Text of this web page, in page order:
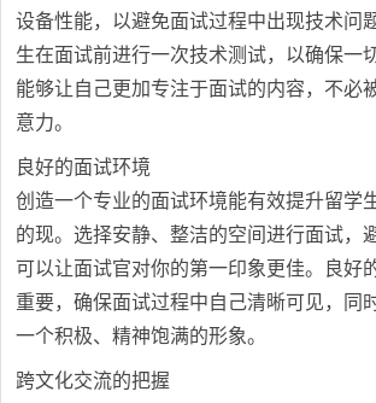
设备性能，以避免面试过程中出现技术问
生在面试前进行一次技术测试，以确保一
能够让自己更加专注于面试的内容，不必
意力。
良好的面试环境
创造一个专业的面试环境能有效提升留学
的现。选择安静、整洁的空间进行面试，
可以让面试官对你的第一印象更佳。良好
重要，确保面试过程中自己清晰可见，同
一个积极、精神饱满的形象。
跨文化交流的把握